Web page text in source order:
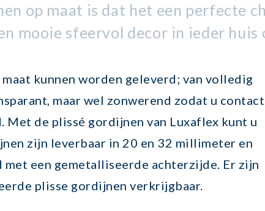
op maat is dat het een perfecte
mooie sfeervol decor in ieder huis
kunnen worden geleverd; van volledig
maar wel zonwerend zodat u contact
de plissé gordijnen van Luxaflex kunt u
zijn leverbaar in 20 en 32 millimeter en
een gemetalliseerde achterzijde. Er zijn
plisse gordijnen verkrijgbaar.